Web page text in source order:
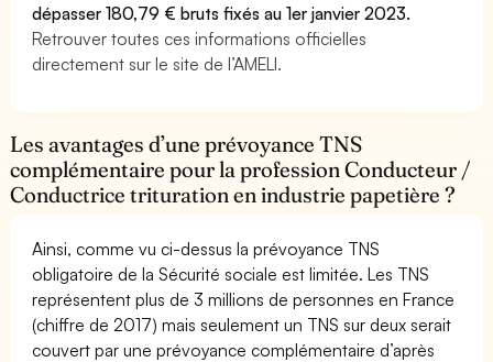
dépasser 180,79 € bruts fixés au 1er janvier 2023.
Retrouver toutes ces informations officielles
directement sur le site de l’AMELI.
Les avantages d’une prévoyance TNS
complémentaire pour la profession Conducteur /
Conductrice trituration en industrie papetière ?
Ainsi, comme vu ci-dessus la prévoyance TNS
obligatoire de la Sécurité sociale est limitée. Les TNS
représentent plus de 3 millions de personnes en France
(chiffre de 2017) mais seulement un TNS sur deux serait
couvert par une prévoyance complémentaire d’après